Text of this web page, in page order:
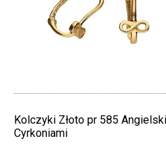
Kolczyki Złoto pr 585
Cyrkoniami